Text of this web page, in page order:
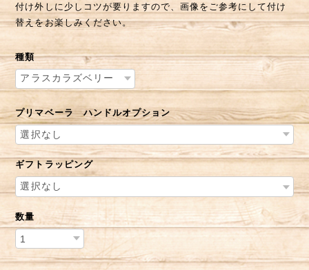
付け外しに少しコツが要りますので、画像をご参考にして付け
替えをお楽しみください。
種類
プリマベーラ ハンドルオプション
ギフトラッピング
数量